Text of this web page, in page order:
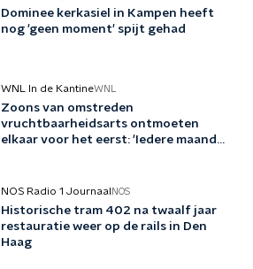
Dominee kerkasiel in Kampen heeft
nog 'geen moment' spijt gehad
WNL In de KantineWNL
Zoons van omstreden
vruchtbaarheidsarts ontmoeten
elkaar voor het eerst: 'Iedere maand
NOS Radio 1 Journaal NOS
Historische tram 402 na twaalf jaar
restauratie weer op de rails in Den
Haag